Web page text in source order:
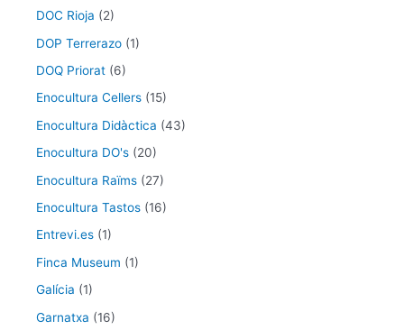
DOC Rioja (2)
DOP Terrerazo (1)
DOQ Priorat (6)
Enocultura Cellers (15)
Enocultura Didàctica (43)
Enocultura DO's (20)
Enocultura Raïms (27)
Enocultura Tastos (16)
Entrevi.es (1)
Finca Museum (1)
Galícia (1)
Garnatxa (16)